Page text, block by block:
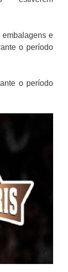
embalagens e
o período
o período